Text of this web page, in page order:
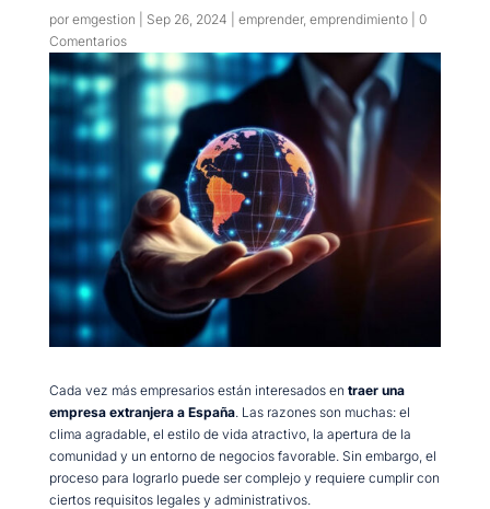
por emgestion Sep 26, 2024 emprender, emprendimiento| 0
Comentarios
Cada vez más empresarios están interesados en traer una
empresa extranjera a España. Las razones son muchas: el
clima agradable, el estilo de vida atractivo, la apertura de la
comunidad y un entorno de negocios favorable. Sin embargo, el
proceso para lograrlo puede ser complejo y requiere cumplir con
ciertos requisitos legales y administrativos.